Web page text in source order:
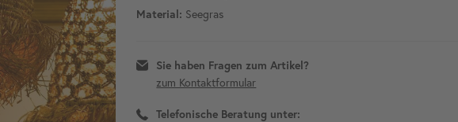
Material: Seegras
Sie haben Fragen zum Artikel?
zum Kontaktformular
Telefonische Beratung unter: